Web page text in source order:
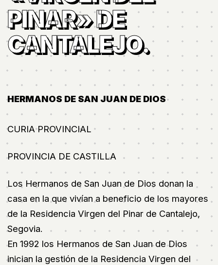
PINAR» DE
CANTALEJO.
HERMANOS DE SAN JUAN DE DIOS
CURIA PROVINCIAL
PROVINCIA DE CASTILLA
Los Hermanos de San Juan de Dios donan la
casa en la que vivían a beneficio de los mayores
de la Residencia Virgen del Pinar de Cantalejo,
Segovia.
En 1992 los Hermanos de San Juan de Dios
inician la gestión de la Residencia Virgen del